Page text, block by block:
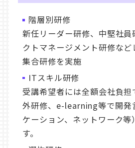
階層別研修
新任リーダー研修、中堅社員
クトマネージメント研修など
集合研修を実施
ITスキル研修
受講希望者には全額会社負
外研修、e-learning等で開発
ケーション、ネットワーク等
す。